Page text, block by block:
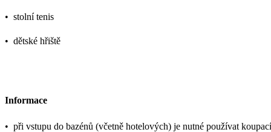
• stolní tenis
• dětské hřiště
Informace
• při vstupu do bazénů (včetně hotelových) je nutné používat